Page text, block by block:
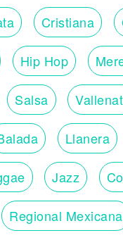
Cristiana
Hip Hop
Salsa
Llanera
Jazz
Regional Mexicana